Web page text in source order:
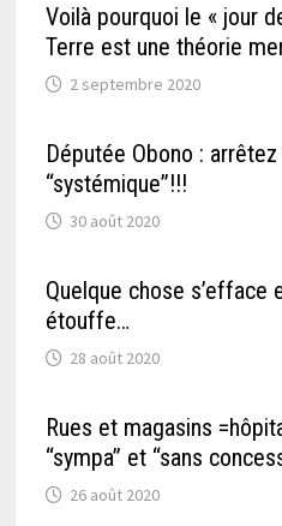
Voilà pourquoi le « jour
Terre est une théorie
2 septembre 2020
Députée Obono :
“systémique”!!!
30 août 2020
Quelque chose s’efface
étouffe…
28 août 2020
Rues et magasins
“sympa” et “sans
26 août 2020